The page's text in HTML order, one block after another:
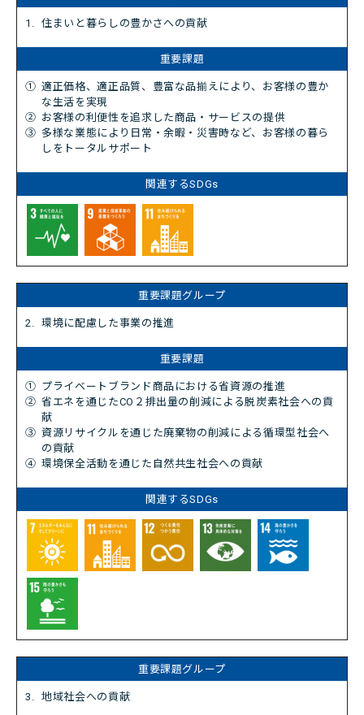
1. 住まいと暮らしの豊かさへの貢献
① 適正価格、適正品質、豊富な品揃えにより、お客様の豊か
な生活を実現
② お客様の利便性を追求した商品・サービスの提供
③ 多様な業態により日常・余暇・災害時など、お客様の暮ら
しをトータルサポート
2. 環境に配慮した事業の推進
① プライベートブランド商品における省資源の推進
② 省エネを通じたCO２排出量の削減による脱炭素社会への貢
献
③ 資源リサイクルを通じた廃棄物の削減による循環型社会へ
の貢献
④ 環境保全活動を通じた自然共生社会への貢献
3. 地域社会への貢献